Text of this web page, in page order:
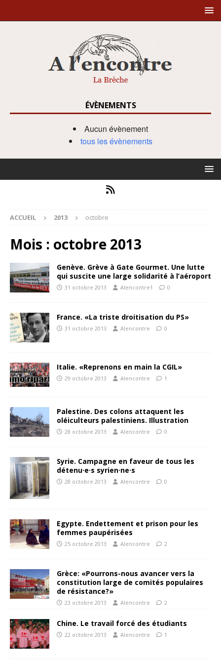
ÉVÈNEMENTS
Aucun évènement
tous les évènements
ACCUEIL 2013 octobre
Mois : octobre 2013
Genève. Grève à Gate Gourmet. Une lutte
qui suscite une large solidarité à l’aéroport
31 octobre 2013 Alencontre1 0
France. «La triste droitisation du PS»
31 octobre 2013 Alencontre 0
Italie. «Reprenons en main la CGIL»
29 octobre 2013 Alencontre 1
Palestine. Des colons attaquent les
oléiculteurs palestiniens. Illustration
28 octobre 2013 Alencontre 0
Syrie. Campagne en faveur de tous les
détenu·e·s syrien·ne·s
28 octobre 2013 Alencontre 0
Egypte. Endettement et prison pour les
femmes paupérisées
25 octobre 2013 Alencontre 2
Grèce: «Pourrons-nous avancer vers la
constitution large de comités populaires
de résistance?»
23 octobre 2013 Alencontre 2
Chine. Le travail forcé des étudiants
22 octobre 2013 Alencontre 1